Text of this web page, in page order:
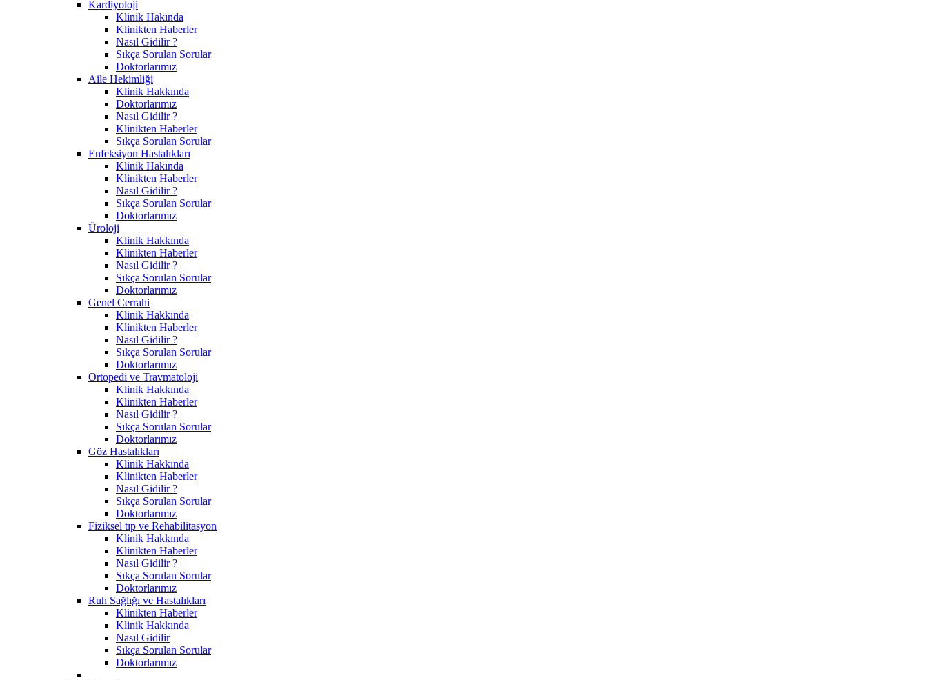
Kardiyoloji
Klinik Hakında
Klinikten Haberler
Nasıl Gidilir ?
Sıkça Sorulan Sorular
Doktorlarımız
Aile Hekimliği
Klinik Hakkında
Doktorlarımız
Nasıl Gidilir ?
Klinikten Haberler
Sıkça Sorulan Sorular
Enfeksiyon Hastalıkları
Klinik Hakında
Klinikten Haberler
Nasıl Gidilir ?
Sıkça Sorulan Sorular
Doktorlarımız
Üroloji
Klinik Hakkında
Klinikten Haberler
Nasıl Gidilir ?
Sıkça Sorulan Sorular
Doktorlarımız
Genel Cerrahi
Klinik Hakkında
Klinikten Haberler
Nasıl Gidilir ?
Sıkça Sorulan Sorular
Doktorlarımız
Ortopedi ve Travmatoloji
Klinik Hakkında
Klinikten Haberler
Nasıl Gidilir ?
Sıkça Sorulan Sorular
Doktorlarımız
Göz Hastalıkları
Klinik Hakkında
Klinikten Haberler
Nasıl Gidilir ?
Sıkça Sorulan Sorular
Doktorlarımız
Fiziksel tıp ve Rehabilitasyon
Klinik Hakkında
Klinikten Haberler
Nasıl Gidilir ?
Sıkça Sorulan Sorular
Doktorlarımız
Ruh Sağlığı ve Hastalıkları
Klinikten Haberler
Klinik Hakkında
Nasıl Gidilir
Sıkça Sorulan Sorular
Doktorlarımız